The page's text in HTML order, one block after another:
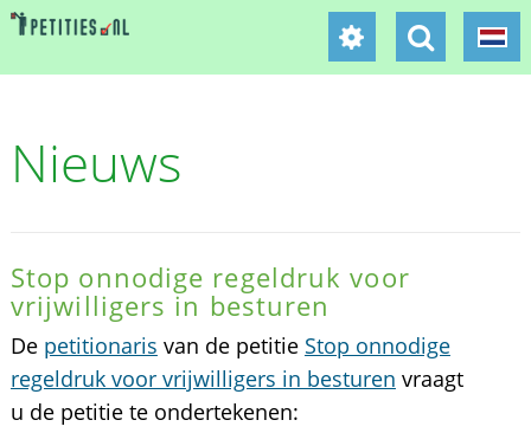
Nieuws
Stop onnodige regeldruk voor
vrijwilligers in besturen
De petitionaris van de petitie Stop onnodige
regeldruk voor vrijwilligers in besturen vraagt
u de petitie te ondertekenen: